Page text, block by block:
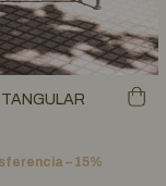
– 15%